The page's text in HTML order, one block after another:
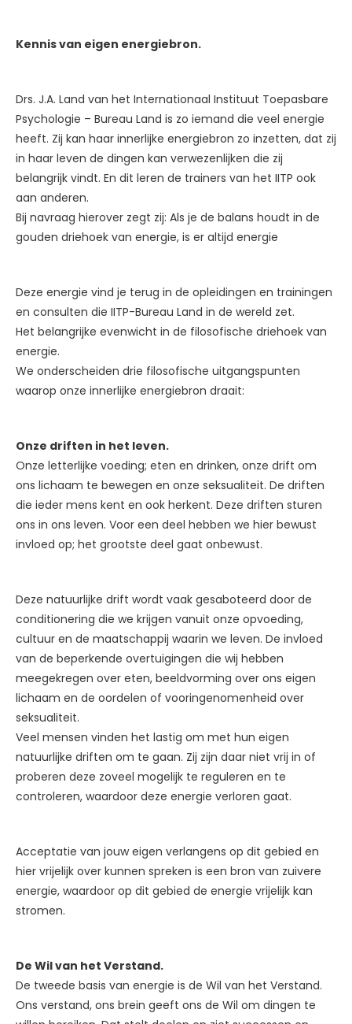
Kennis van eigen energiebron.
Drs. J.A. Land van het Internationaal Instituut Toepasbare
Psychologie – Bureau Land is zo iemand die veel energie
heeft. Zij kan haar innerlijke energiebron zo inzetten, dat zij
in haar leven de dingen kan verwezenlijken die zij
belangrijk vindt. En dit leren de trainers van het IITP ook
aan anderen.
Bij navraag hierover zegt zij: Als je de balans houdt in de
gouden driehoek van energie, is er altijd energie
Deze energie vind je terug in de opleidingen en trainingen
en consulten die IITP-Bureau Land in de wereld zet.
Het belangrijke evenwicht in de filosofische driehoek van
energie.
We onderscheiden drie filosofische uitgangspunten
waarop onze innerlijke energiebron draait:
Onze driften in het leven.
Onze letterlijke voeding; eten en drinken, onze drift om
ons lichaam te bewegen en onze seksualiteit. De driften
die ieder mens kent en ook herkent. Deze driften sturen
ons in ons leven. Voor een deel hebben we hier bewust
invloed op; het grootste deel gaat onbewust.
Deze natuurlijke drift wordt vaak gesaboteerd door de
conditionering die we krijgen vanuit onze opvoeding,
cultuur en de maatschappij waarin we leven. De invloed
van de beperkende overtuigingen die wij hebben
meegekregen over eten, beeldvorming over ons eigen
lichaam en de oordelen of vooringenomenheid over
seksualiteit.
Veel mensen vinden het lastig om met hun eigen
natuurlijke driften om te gaan. Zij zijn daar niet vrij in of
proberen deze zoveel mogelijk te reguleren en te
controleren, waardoor deze energie verloren gaat.
Acceptatie van jouw eigen verlangens op dit gebied en
hier vrijelijk over kunnen spreken is een bron van zuivere
energie, waardoor op dit gebied de energie vrijelijk kan
stromen.
De Wil van het Verstand.
De tweede basis van energie is de Wil van het Verstand.
Ons verstand, ons brein geeft ons de Wil om dingen te